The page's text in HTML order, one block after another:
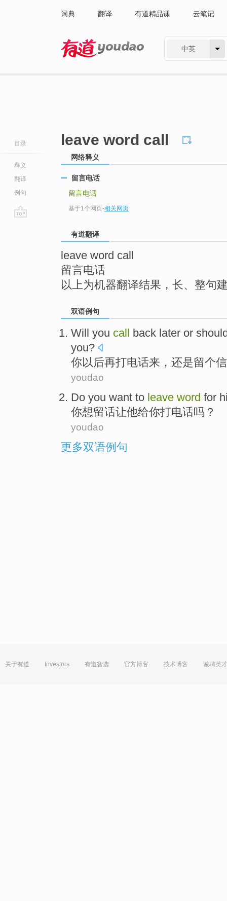
词典 翻译 有道精品课 云笔记
中英
目录
释义
翻译
例句
leave word call
网络释义
留言电话
留言电话
基于1个网页-相关网页
有道翻译
leave word call
留言电话
以上为机器翻译结果，长、整句
双语例句
Will you call back later or
you?
你以后再打电话来， 还是留个信
youdao
Do you want to leave word for
你想留话让他给你打电话吗？
youdao
更多双语例句
关于有道 Investors 有道智选 官方博客 技术博客 诚聘英才